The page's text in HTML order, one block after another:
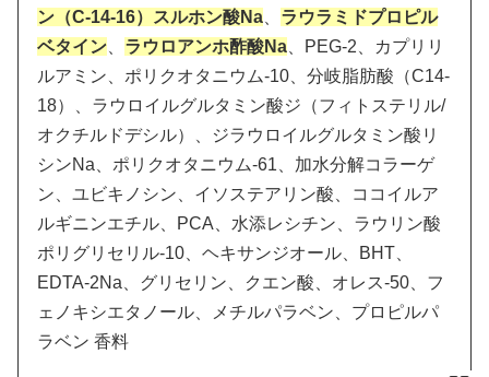
ン（C-14-16）スルホン酸Na
ラウラミドプロピル
ベタイン
ラウロアンホ酢酸Na 、PEG-2、カプリリ
ルアミン、ポリクオタニウム-10、分岐脂肪酸（C14-
18）、ラウロイルグルタミン酸ジ（フィトステリル/
オクチルドデシル）、ジラウロイルグルタミン酸リ
シンNa、ポリクオタニウム-61、加水分解コラーゲ
ン、ユビキノシン、イソステアリン酸、ココイルア
ルギニンエチル、PCA、水添レシチン、ラウリン酸
ポリグリセリル-10、ヘキサンジオール、BHT、
EDTA-2Na、グリセリン、クエン酸、オレス-50、フ
ェノキシエタノール、メチルパラベン、プロピルパ
ラベン 香料